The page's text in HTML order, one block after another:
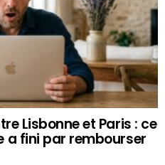
Lisbonne et Paris : ce
a fini par rembourser